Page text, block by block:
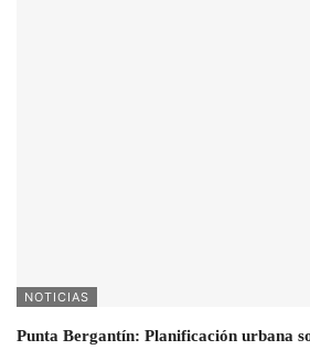
NOTICIAS
Punta Bergantín: Planificación urbana